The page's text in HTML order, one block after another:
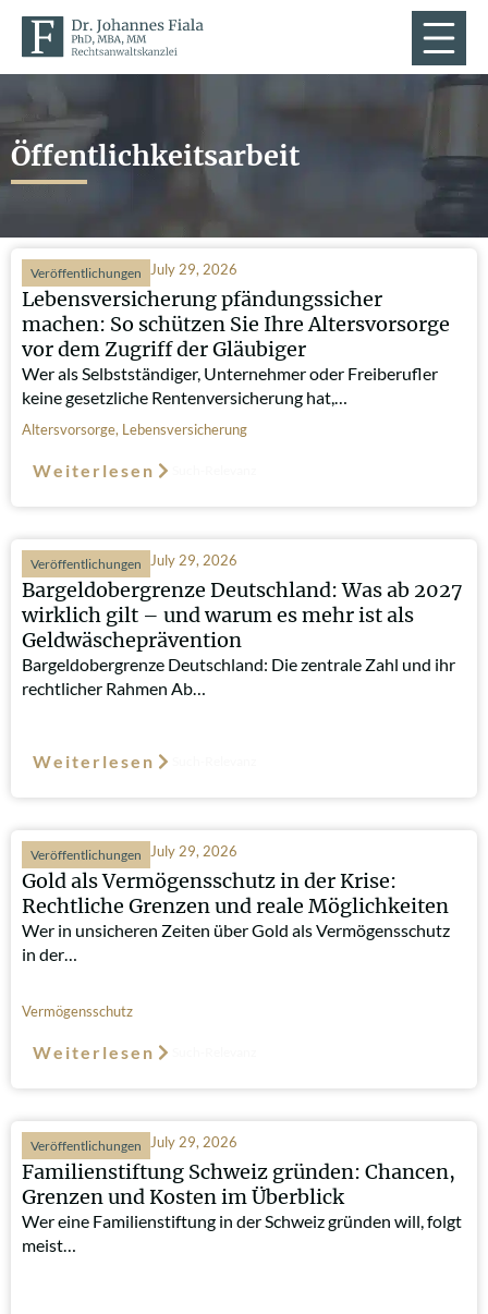
Öffentlichkeitsarbeit
Veröffentlichungen July 29, 2026
Lebensversicherung pfändungssicher
machen: So schützen Sie Ihre Altersvorsorge
vor dem Zugriff der Gläubiger
Wer als Selbstständiger, Unternehmer oder Freiberufler
keine gesetzliche Rentenversicherung hat,…
Altersvorsorge, Lebensversicherung
Weiterlesen
Veröffentlichungen July 29, 2026
Bargeldobergrenze Deutschland: Was ab 2027
wirklich gilt – und warum es mehr ist als
Geldwäscheprävention
Bargeldobergrenze Deutschland: Die zentrale Zahl und ihr
rechtlicher Rahmen Ab…
Weiterlesen
Veröffentlichungen July 29, 2026
Gold als Vermögensschutz in der Krise:
Rechtliche Grenzen und reale Möglichkeiten
Wer in unsicheren Zeiten über Gold als Vermögensschutz
in der…
Vermögensschutz
Weiterlesen
Veröffentlichungen July 29, 2026
Familienstiftung Schweiz gründen: Chancen,
Grenzen und Kosten im Überblick
Wer eine Familienstiftung in der Schweiz gründen will, folgt
meist…